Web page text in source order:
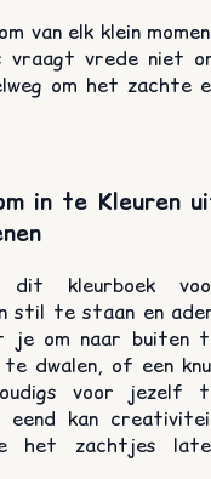
van elk klein
vraagt vrede niet
om het zachte
in te Kleuren
dit kleurboek
stil te staan en
je om naar buiten
dwalen, of een
voor jezelf
eend kan
het zachtjes